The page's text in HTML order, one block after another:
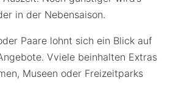
in der Nebensaison.
Paare lohnt sich ein Blick auf
Vviele beinhalten Extras
Museen oder Freizeitparks